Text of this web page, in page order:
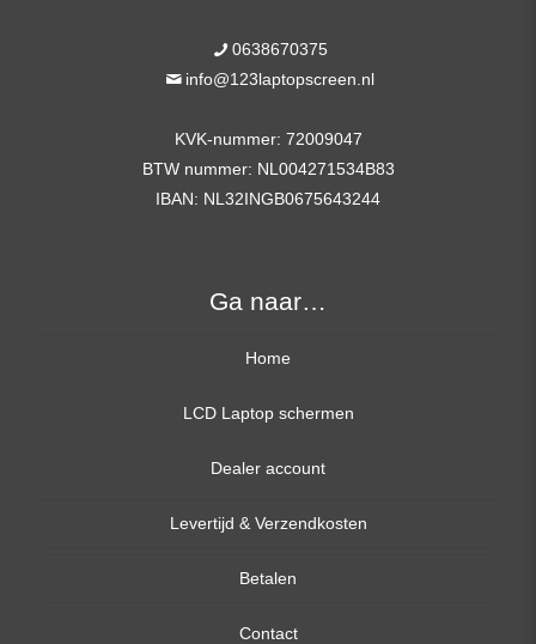
0638670375
info@123laptopscreen.nl
KVK-nummer: 72009047
BTW nummer: NL004271534B83
IBAN: NL32INGB0675643244
Ga naar…
Home
LCD Laptop schermen
13,3 inch
14,0 inch
15,6 inch
17,3 inch
Dealer account
Levertijd & Verzendkosten
Betalen
Contact